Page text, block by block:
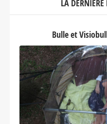
LA DERNIÈRE
Bulle et